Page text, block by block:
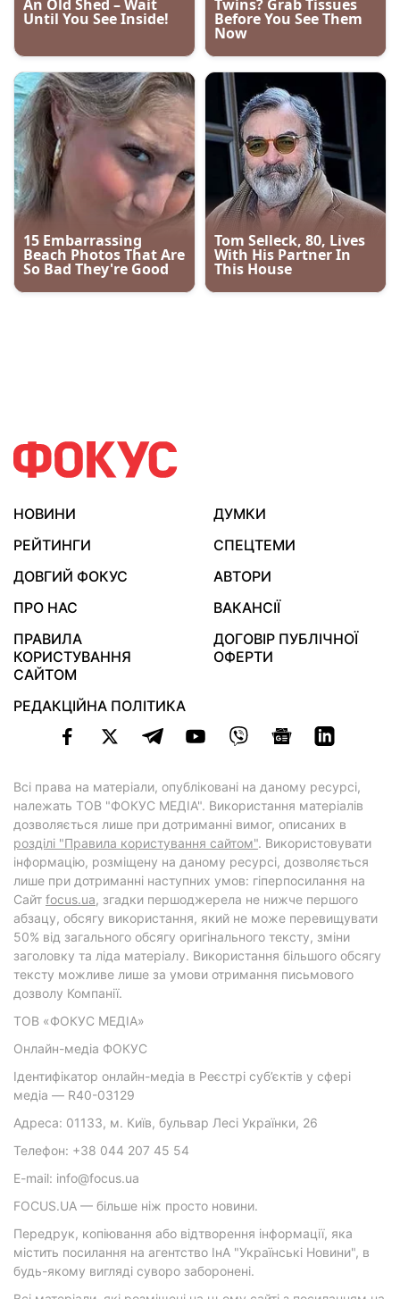
НОВИНИ
ДУМКИ
РЕЙТИНГИ
СПЕЦТЕМИ
ДОВГИЙ ФОКУС
АВТОРИ
ПРО НАС
ВАКАНСІЇ
ПРАВИЛА
КОРИСТУВАННЯ
САЙТОМ
ДОГОВІР ПУБЛІЧНОЇ
ОФЕРТИ
РЕДАКЦІЙНА ПОЛІТИКА
Всі права на матеріали, опубліковані на даному ресурсі,
належать ТОВ "ФОКУС МЕДІА". Використання матеріалів
дозволяється лише при дотриманні вимог, описаних в
розділі "Правила користування сайтом". Використовувати
інформацію, розміщену на даному ресурсі, дозволяється
лише при дотриманні наступних умов: гіперпосилання на
Cайт focus.ua, згадки першоджерела не нижче першого
абзацу, обсягу використання, який не може перевищувати
50% від загального обсягу оригінального тексту, зміни
заголовку та ліда матеріалу. Використання більшого обсягу
тексту можливе лише за умови отримання письмового
дозволу Компанії.
ТОВ «ФОКУС МЕДІА»
Онлайн-медіа ФОКУС
Ідентифікатор онлайн-медіа в Реєстрі суб’єктів у сфері
медіа — R40-03129
Адреса: 01133, м. Київ, бульвар Лесі Українки, 26
Телефон: +38 044 207 45 54
E-mail: info@focus.ua
FOCUS.UA — більше ніж просто новини.
Передрук, копіювання або відтворення інформації, яка
містить посилання на агентство ІнА "Українські Новини", в
будь-якому вигляді суворо заборонені.